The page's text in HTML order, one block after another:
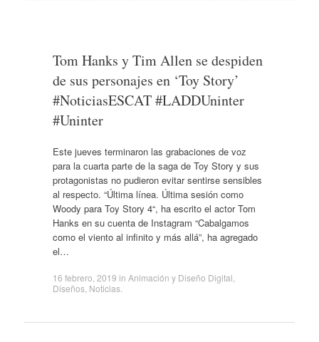
Tom Hanks y Tim Allen se despiden
de sus personajes en ‘Toy Story’
#NoticiasESCAT #LADDUninter
#Uninter
Este jueves terminaron las grabaciones de voz
para la cuarta parte de la saga de Toy Story y sus
protagonistas no pudieron evitar sentirse sensibles
al respecto. “Última línea. Última sesión como
Woody para Toy Story 4“, ha escrito el actor Tom
Hanks en su cuenta de Instagram “Cabalgamos
como el viento al infinito y más allá”, ha agregado
el…
16 febrero, 2019 in Animación y Diseño Digital
Diseños, Noticias.